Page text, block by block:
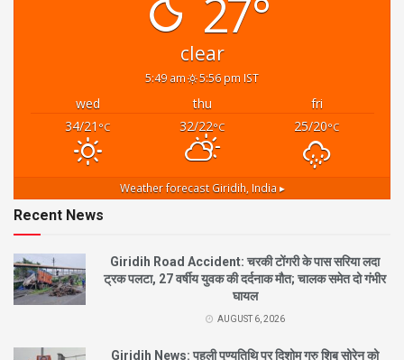
27°
clear
5:49 am 5:56 pm IST
wed thu
fri
34/21 °C 32/22°C 25/20°C
Weather forecast Giridih, India ▸
Recent News
Giridih Road Accident: चरकी टोंगरी के पास सरिया लदा
ट्रक पलटा, 27 वर्षीय युवक की दर्दनाक मौत; चालक समेत दो गंभीर
घायल
AUGUST 6, 2026
Giridih News: पहली पुण्यतिथि पर दिशोम गुरु शिबू सोरेन को